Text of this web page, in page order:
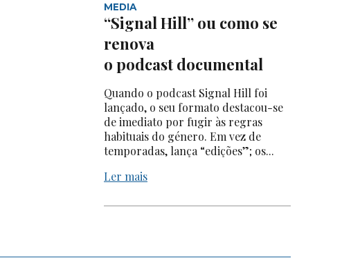
MEDIA
“Signal Hill” ou como se
renova
o podcast documental
Quando o podcast Signal Hill foi
lançado, o seu formato destacou-se
de imediato por fugir às regras
habituais do género. Em vez de
temporadas, lança “edições”; os...
Ler mais